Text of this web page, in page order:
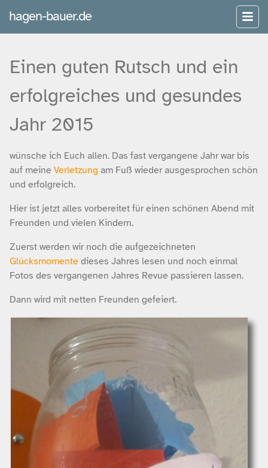
hagen-bauer.de
Einen guten Rutsch und ein
erfolgreiches und gesundes
Jahr 2015
wünsche ich Euch allen. Das fast vergangene Jahr war bis
auf meine Verletzung am Fuß wieder ausgesprochen schön
und erfolgreich.
Hier ist jetzt alles vorbereitet für einen schönen Abend mit
Freunden und vielen Kindern.
Zuerst werden wir noch die aufgezeichneten
Glücksmomente dieses Jahres lesen und noch einmal
Fotos des vergangenen Jahres Revue passieren lassen.
Dann wird mit netten Freunden gefeiert.